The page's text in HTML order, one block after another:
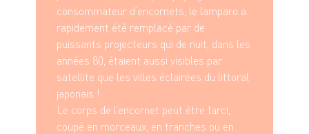
consommateur d’encornets, le lamparo a
rapidement été remplacé par de
puissants projecteurs qui de nuit, dans les
années 80, étaient aussi visibles par
satellite que les villes éclairées du littoral
japonais !
Le corps de l’encornet peut être farci,
coupé en morceaux, en tranches ou en